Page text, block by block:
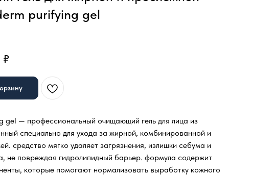
purifying gel
₽
gel — профессиональный очищающий гель для лица из
специально для ухода за жирной, комбинированной и
средство мягко удаляет загрязнения, излишки себума и
не повреждая гидролипидный барьер. формула содержит
которые помогают нормализовать выработку кожного